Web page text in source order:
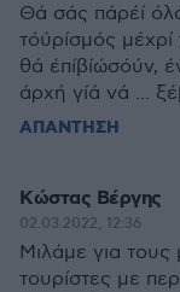
Θά σάς πάρέί
τόύρίσμός μέχρί
θά έπίβίώσόύν,
άρχή γίά νά ...
ΑΠΑΝΤΗΣΗ
Κώστας Βέργης
02.03.2022, 12:36
Μιλάμε για
τουρίστες με